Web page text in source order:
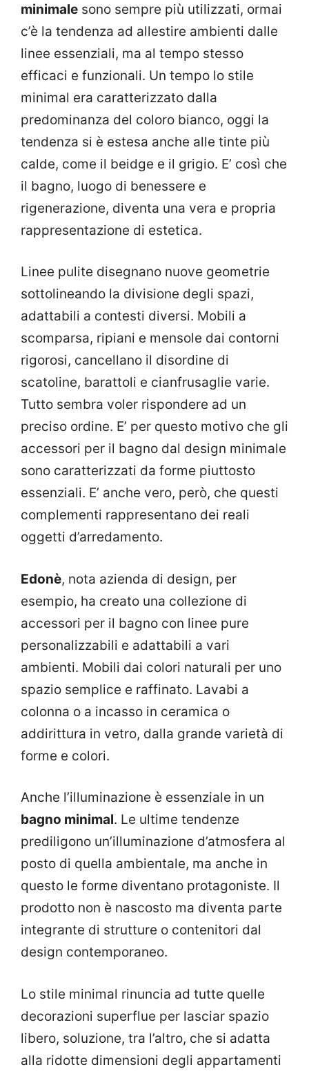
minimale sono sempre più utilizzati, ormai
c’è la tendenza ad allestire ambienti dalle
linee essenziali, ma al tempo stesso
efficaci e funzionali. Un tempo lo stile
minimal era caratterizzato dalla
predominanza del coloro bianco, oggi la
tendenza si è estesa anche alle tinte più
calde, come il beidge e il grigio. E’ così che
il bagno, luogo di benessere e
rigenerazione, diventa una vera e propria
rappresentazione di estetica.
Linee pulite disegnano nuove geometrie
sottolineando la divisione degli spazi,
adattabili a contesti diversi. Mobili a
scomparsa, ripiani e mensole dai contorni
rigorosi, cancellano il disordine di
scatoline, barattoli e cianfrusaglie varie.
Tutto sembra voler rispondere ad un
preciso ordine. E’ per questo motivo che gli
accessori per il bagno dal design minimale
sono caratterizzati da forme piuttosto
essenziali. E’ anche vero, però, che questi
complementi rappresentano dei reali
oggetti d’arredamento.
Edonè, nota azienda di design, per
esempio, ha creato una collezione di
accessori per il bagno con linee pure
personalizzabili e adattabili a vari
ambienti. Mobili dai colori naturali per uno
spazio semplice e raffinato. Lavabi a
colonna o a incasso in ceramica o
addirittura in vetro, dalla grande varietà di
forme e colori.
Anche l’illuminazione è essenziale in un
bagno minimal. Le ultime tendenze
prediligono un’illuminazione d’atmosfera al
posto di quella ambientale, ma anche in
questo le forme diventano protagoniste. Il
prodotto non è nascosto ma diventa parte
integrante di strutture o contenitori dal
design contemporaneo.
Lo stile minimal rinuncia ad tutte quelle
decorazioni superflue per lasciar spazio
libero, soluzione, tra l’altro, che si adatta
alla ridotte dimensioni degli appartamenti